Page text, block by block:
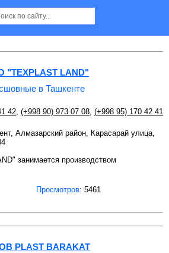
Страница 2
"TEXPLAST LAND"
в Ташкенте
42 (+998 90) 973 07 08 (+998 95) 170 42 41
Алмазарский район, Карасарай улица,
занимается производством
Просмотров: 5461
PLAST BARAKAT